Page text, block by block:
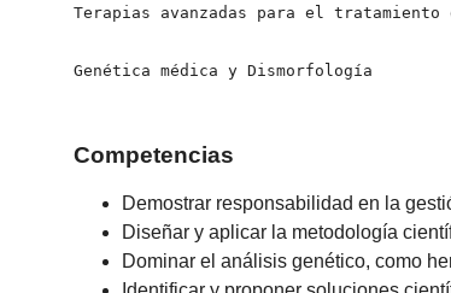
Terapias avanzadas para el tratamiento
Genética médica y Dismorfología
Competencias
Demostrar responsabilidad en la
Diseñar y aplicar la metodología
Dominar el análisis genético, como